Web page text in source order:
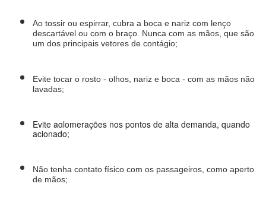
Ao tossir ou espirrar, cubra a boca e nariz com lenço
descartável ou com o braço. Nunca com as mãos, que são
um dos principais vetores de contágio;
Evite tocar o rosto - olhos, nariz e boca - com as mãos não
lavadas;
Evite aglomerações nos pontos de alta demanda, quando
acionado;
Não tenha contato físico com os passageiros, como aperto
de mãos;